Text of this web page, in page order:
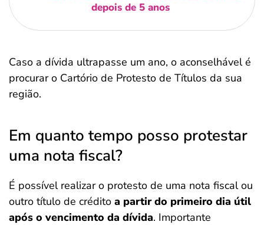
depois de 5 anos
Caso a dívida ultrapasse um ano, o aconselhável é
procurar o Cartório de Protesto de Títulos da sua
região.
Em quanto tempo posso protestar
uma nota fiscal?
É possível realizar o protesto de uma nota fiscal ou
outro título de crédito a partir do primeiro dia útil
após o vencimento da dívida. Importante